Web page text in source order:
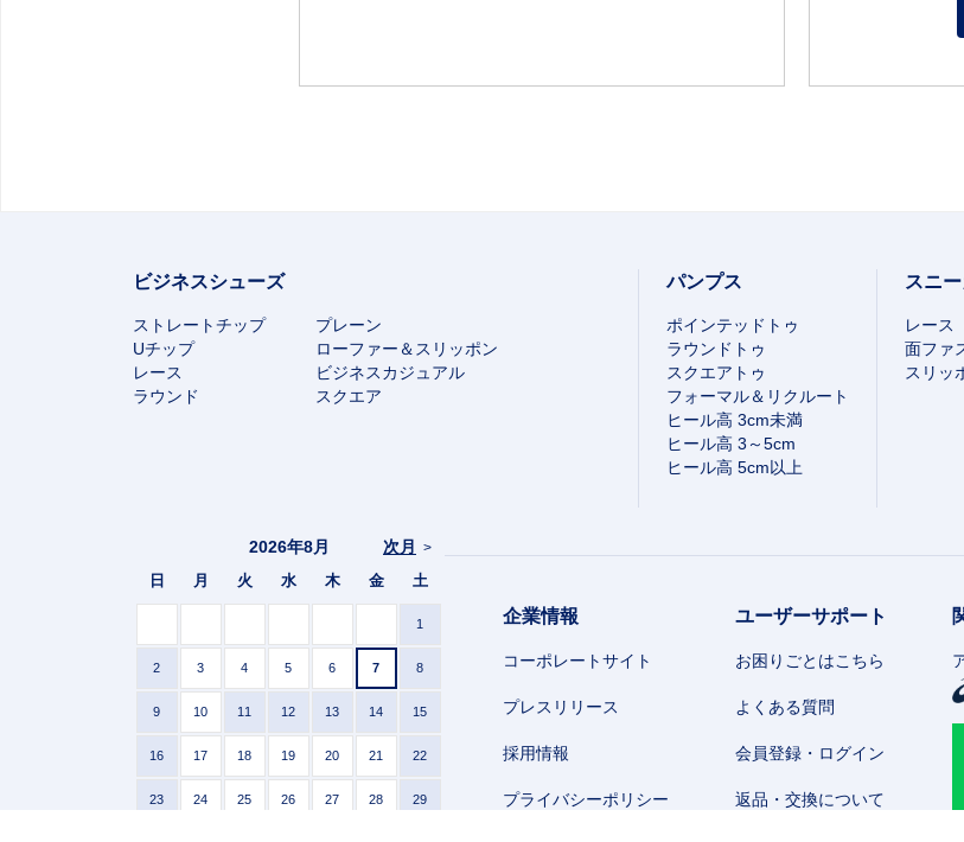
ビジネスシューズ
ストレートチップ
プレーン
Uチップ
ローファー＆スリッポン
レース
ビジネスカジュアル
ラウンド
スクエア
パンプス
ポインテッドトゥ
ラウンドトゥ
スクエアトゥ
フォーマル＆リクルート
ヒール高 3cm未満
ヒール高 3～5cm
ヒール高 5cm以上
スニ
レース
面ファ
スリッ
次月 >
2026年8月
日 月 火 水 木 金 土
1
2 3 4 5 6 7 8
9 10 11 12 13 14 15
16 17 18 19 20 21 22
23 24 25 26 27 28 29
企業情報
コーポレートサイト
プレスリリース
採用情報
プライバシーポリシー
ユーザーサポート
お困りごとはこちら
よくある質問
会員登録・ログイン
返品・交換について